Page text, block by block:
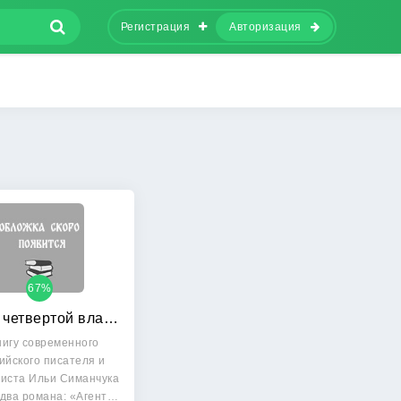
Регистрация Авторизация
Агент четвертой власти: Оборотень
67%
современного
писателя и
Ильи Симанчука
романа: «Агент…